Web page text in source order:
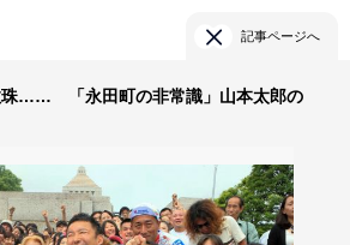
記事ページへ
珠…… 「永田町の非常識」山本太郎の